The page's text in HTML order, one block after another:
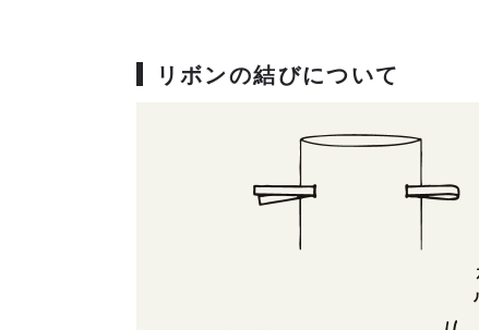
リボンの結びについて